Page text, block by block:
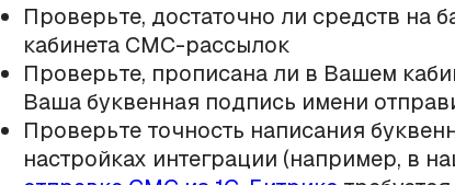
Проверьте, достаточно ли средств на
кабинета СМС-рассылок
Проверьте, прописана ли в Вашем
Ваша буквенная подпись имени
Проверьте точность написания
настройках интеграции (например, в